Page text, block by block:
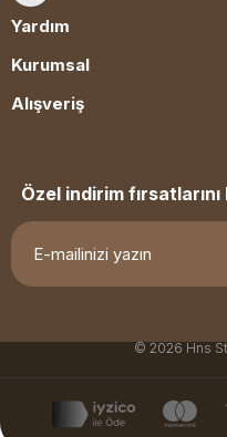
Yardım
Kurumsal
Alışveriş
Özel indirim
© 2026 Hns